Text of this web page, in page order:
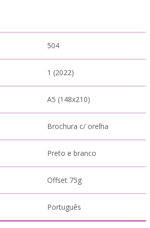
504
1 (2022)
A5 (148x210)
Brochura c/ orelha
Preto e branco
Offset 75g
Português